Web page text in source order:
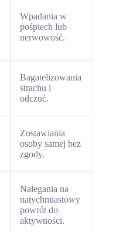
Wpadania w
pośpiech lub
nerwowość.
Bagatelizowania
strachu i
odczuć.
Zostawiania
osoby samej bez
zgody.
Nalegania na
natychmiastowy
powrót do
aktywności.